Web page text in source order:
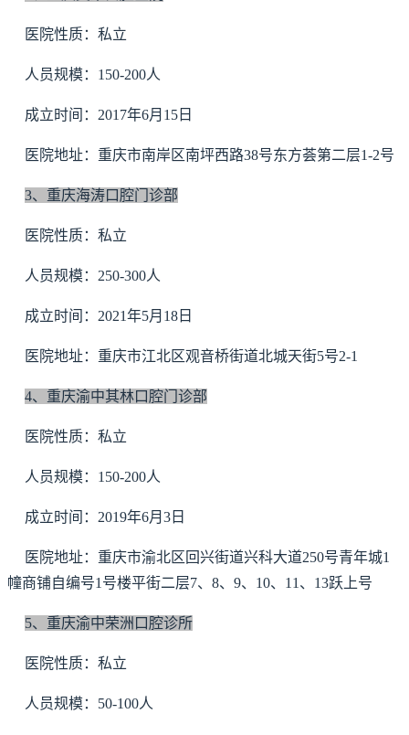
医院性质：私立
人员规模：150-200人
成立时间：2017年6月15日
医院地址：重庆市南岸区南坪西路38号东方荟第二层1-2号
3、重庆海涛口腔门诊部
医院性质：私立
人员规模：250-300人
成立时间：2021年5月18日
医院地址：重庆市江北区观音桥街道北城天街5号2-1
4、重庆渝中其林口腔门诊部
医院性质：私立
人员规模：150-200人
成立时间：2019年6月3日
医院地址：重庆市渝北区回兴街道兴科大道250号青年城1
幢商铺自编号1号楼平街二层7、8、9、10、11、13跃上号
5、重庆渝中荣洲口腔诊所
医院性质：私立
人员规模：50-100人